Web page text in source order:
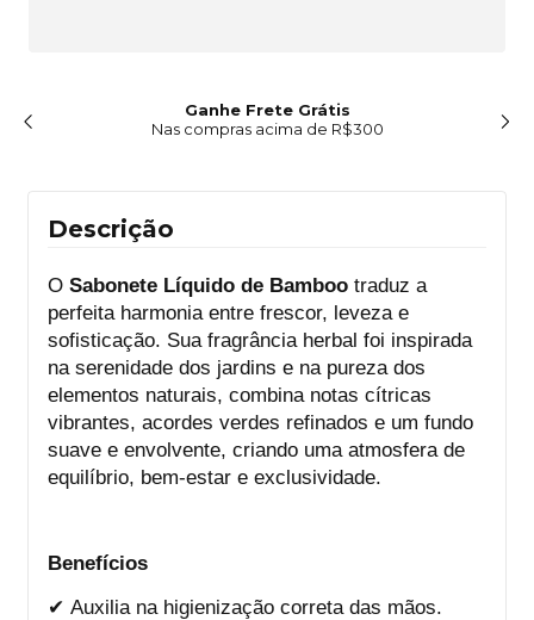
Ganhe Frete Grátis
Nas compras acima de R$300
Descrição
O Sabonete Líquido de Bamboo traduz a
perfeita harmonia entre frescor, leveza e
sofisticação. Sua fragrância herbal foi inspirada
na serenidade dos jardins e na pureza dos
elementos naturais, combina notas cítricas
vibrantes, acordes verdes refinados e um fundo
suave e envolvente, criando uma atmosfera de
equilíbrio, bem-estar e exclusividade.
Benefícios
✔ Auxilia na higienização correta das mãos.